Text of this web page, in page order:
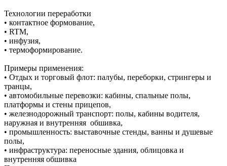
Технологии переработки
• контактное формование,
• RTM,
• инфузия,
• термоформирование.
Примеры применения:
• Отдых и торговый флот: палубы, переборки, стрингеры и
транцы,
• автомобильные перевозки: кабины, спальные полы,
платформы и стены прицепов,
• железнодорожный транспорт: полы, кабины водителя,
наружная и внутренняя обшивка,
• промышленность: выставочные стенды, ванны и душевые
полы,
• инфраструктура: переносные здания, облицовка и
внутренняя обшивка